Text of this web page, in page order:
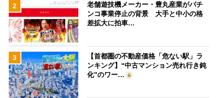
2
老舗遊技機メーカー・豊丸産業がパチ
ンコ事業停止の背景 大手と中小の格
差拡大に拍車…
3
【首都圏の不動産価格「危ない駅」ラ
ンキング】“中古マンション売れ行き鈍
化”のワー…